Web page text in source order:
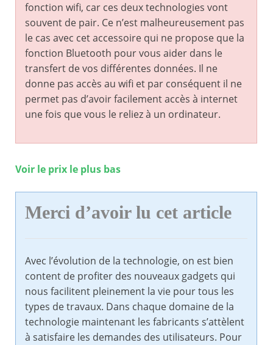
fonction wifi, car ces deux technologies vont
souvent de pair. Ce n’est malheureusement pas
le cas avec cet accessoire qui ne propose que la
fonction Bluetooth pour vous aider dans le
transfert de vos différentes données. Il ne
donne pas accès au wifi et par conséquent il ne
permet pas d’avoir facilement accès à internet
une fois que vous le reliez à un ordinateur.
Voir le prix le plus bas
Merci d’avoir lu cet article
Avec l’évolution de la technologie, on est bien
content de profiter des nouveaux gadgets qui
nous facilitent pleinement la vie pour tous les
types de travaux. Dans chaque domaine de la
technologie maintenant les fabricants s’attèlent
à satisfaire les demandes des utilisateurs. Pour